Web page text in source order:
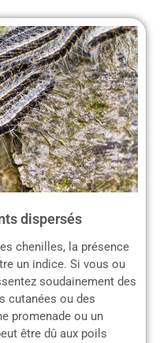
dispersés
chenilles, la présence
un indice. Si vous ou
soudainement des
cutanées ou des
promenade ou un
être dû aux poils